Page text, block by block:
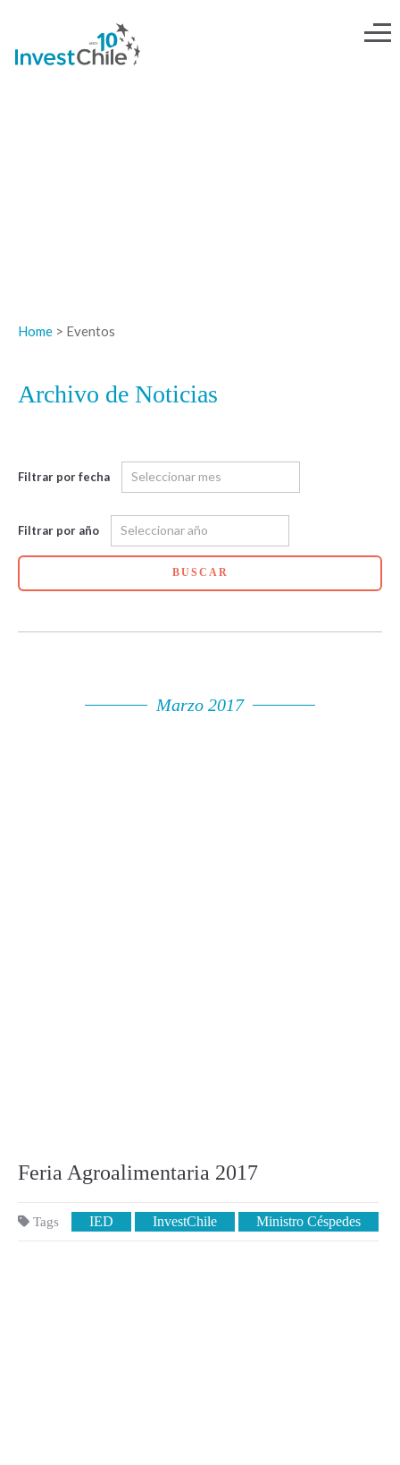
Home > Eventos
Archivo de Noticias
Filtrar por fecha
Filtrar por año
BUSCAR
Marzo 2017
Feria Agroalimentaria 2017
Tags IED InvestChile Ministro Céspedes